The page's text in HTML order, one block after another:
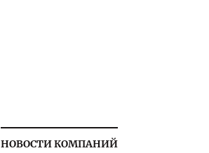
НОВОСТИ КОМПАНИЙ